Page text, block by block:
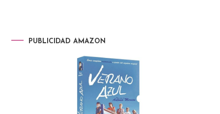
PUBLICIDAD AMAZON